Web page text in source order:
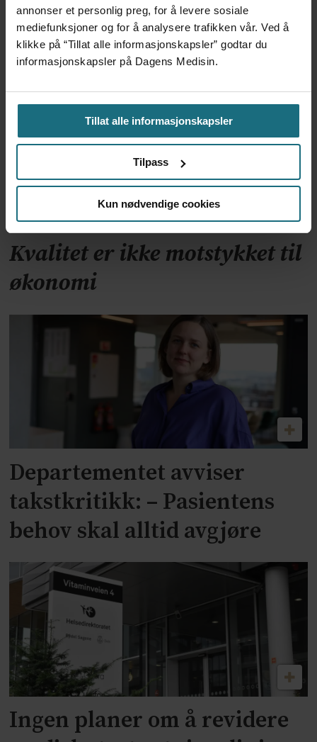
annonser et personlig preg, for å levere sosiale
mediefunksjoner og for å analysere trafikken vår. Ved å
klikke på “Tillat alle informasjonskapsler” godtar du
informasjonskapsler på Dagens Medisin.
Tillat alle informasjonskapsler
Tilpass
Kun nødvendige cookies
Foretaksreformen må vurderes
i pasientenes perspektiv
Kvalitet er ikke motstykket til
økonomi
Departementet avviser
takstkritikk: – Pasientens
behov skal alltid avgjøre
Ingen planer om å revidere